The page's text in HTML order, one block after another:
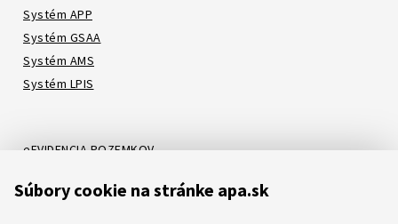
Súbory cookie na stránke apa.sk
Systém APP
Systém GSAA
Systém AMS
Systém LPIS
eEVIDENCIA POZEMKOV
Systém LORI